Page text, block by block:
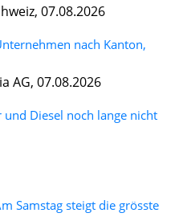
07.08.2026
nach Kanton,
AG, 07.08.2026
Diesel noch lange nicht
Samstag steigt die grösste